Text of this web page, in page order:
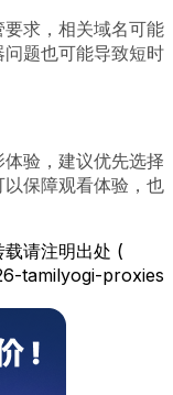
求，相关域名可能
题也可能导致短时
验，建议优先选择
保障观看体验，也
请注明出处 (
tamilyogi-proxies